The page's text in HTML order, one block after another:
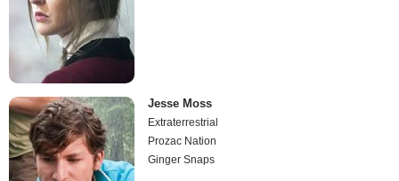
Jesse Moss
Extraterrestrial
Prozac Nation
Ginger Snaps